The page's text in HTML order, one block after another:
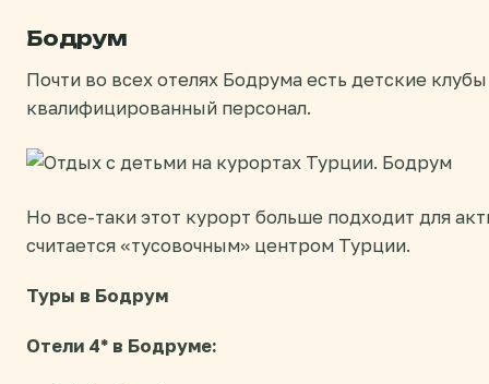
Бодрум
Почти во всех отелях Бодрума есть детские
квалифицированный персонал.
Но все-таки этот курорт больше подходит для
считается «тусовочным» центром Турции.
Туры в Бодрум
Отели 4* в Бодруме: